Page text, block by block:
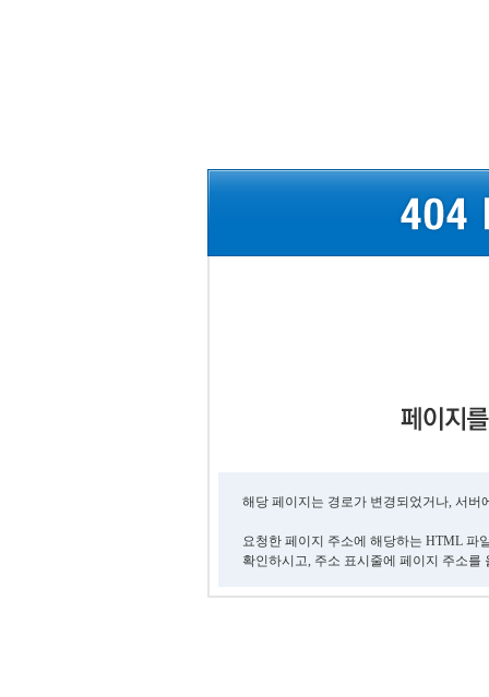
해당 페이지는 경로가 변경되었거나, 서
요청한 페이지 주소에 해당하는 HTML 파
확인하시고, 주소 표시줄에 페이지 주소